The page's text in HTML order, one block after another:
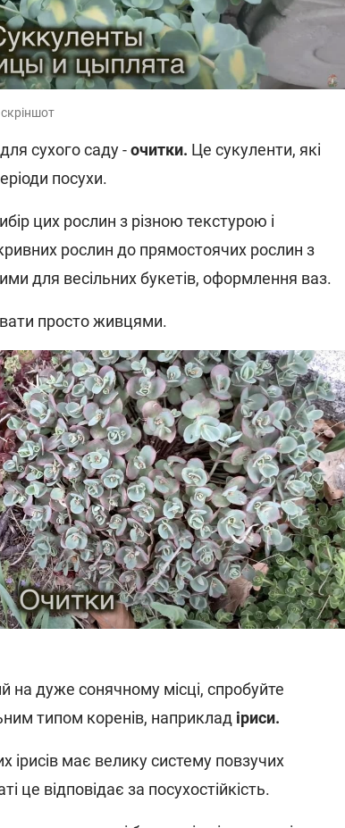
сухого саду -очитки. Це сукуленти, які
посухи.
цих рослин з різною текстурою і
рослин до прямостоячих рослин з
для весільних букетів, оформлення ваз.
просто живцями.
дуже сонячному місці, спробуйте
типом коренів, наприклад іриси.
ірисів має велику систему повзучих
це відповідає за посухостійкість.